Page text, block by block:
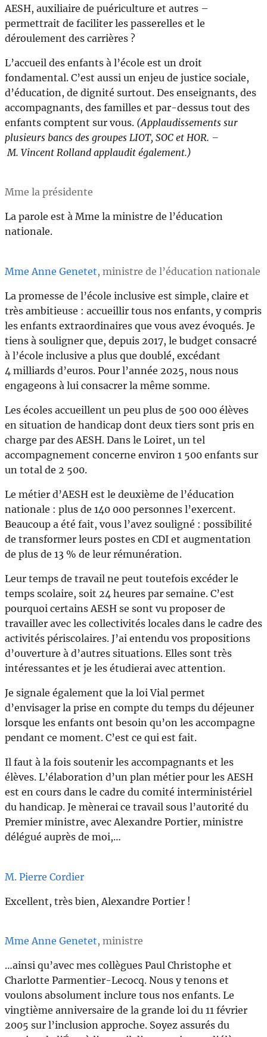
AESH, auxiliaire de puériculture et autres –
permettrait de faciliter les passerelles et le
déroulement des carrières ?
L’accueil des enfants à l’école est un droit
fondamental. C’est aussi un enjeu de justice sociale,
d’éducation, de dignité surtout. Des enseignants, des
accompagnants, des familles et par-dessus tout des
enfants comptent sur vous. (Applaudissements sur
plusieurs bancs des groupes LIOT, SOC et HOR. –
M. Vincent Rolland applaudit également.)
Mme la présidente
La parole est à Mme la ministre de l’éducation
nationale.
Mme Anne Genetet, ministre de l’éducation nationale
La promesse de l’école inclusive est simple, claire et
très ambitieuse : accueillir tous nos enfants, y compris
les enfants extraordinaires que vous avez évoqués. Je
tiens à souligner que, depuis 2017, le budget consacré
à l’école inclusive a plus que doublé, excédant
4 milliards d’euros. Pour l’année 2025, nous nous
engageons à lui consacrer la même somme.
Les écoles accueillent un peu plus de 500 000 élèves
en situation de handicap dont deux tiers sont pris en
charge par des AESH. Dans le Loiret, un tel
accompagnement concerne environ 1 500 enfants sur
un total de 2 500.
Le métier d’AESH est le deuxième de l’éducation
nationale : plus de 140 000 personnes l’exercent.
Beaucoup a été fait, vous l’avez souligné : possibilité
de transformer leurs postes en CDI et augmentation
de plus de 13 % de leur rémunération.
Leur temps de travail ne peut toutefois excéder le
temps scolaire, soit 24 heures par semaine. C’est
pourquoi certains AESH se sont vu proposer de
travailler avec les collectivités locales dans le cadre des
activités périscolaires. J’ai entendu vos propositions
d’ouverture à d’autres situations. Elles sont très
intéressantes et je les étudierai avec attention.
Je signale également que la loi Vial permet
d’envisager la prise en compte du temps du déjeuner
lorsque les enfants ont besoin qu’on les accompagne
pendant ce moment. C’est ce qui est fait.
Il faut à la fois soutenir les accompagnants et les
élèves. L’élaboration d’un plan métier pour les AESH
est en cours dans le cadre du comité interministériel
du handicap. Je mènerai ce travail sous l’autorité du
Premier ministre, avec Alexandre Portier, ministre
délégué auprès de moi,…
M. Pierre Cordier
Excellent, très bien, Alexandre Portier !
Mme Anne Genetet, ministre
…ainsi qu’avec mes collègues Paul Christophe et
Charlotte Parmentier-Lecocq. Nous y tenons et
voulons absolument inclure tous nos enfants. Le
vingtième anniversaire de la grande loi du 11 février
2005 sur l’inclusion approche. Soyez assurés du